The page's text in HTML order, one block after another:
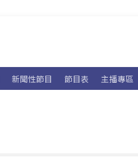
新聞性節目 節目表 主播專區